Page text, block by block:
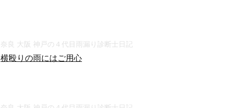
奈良 大阪 神戸の４代目雨漏り診断士日記
横殴りの雨にはご用心